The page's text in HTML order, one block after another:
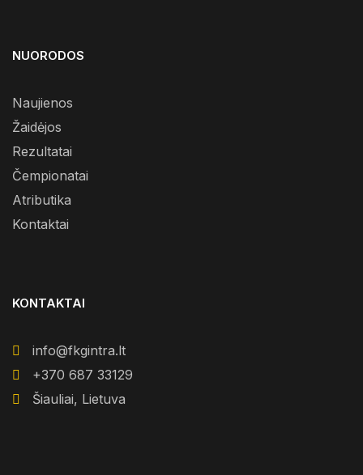
NUORODOS
Naujienos
Žaidėjos
Rezultatai
Čempionatai
Atributika
Kontaktai
KONTAKTAI
info@fkgintra.lt
+370 687 33129
Šiauliai, Lietuva